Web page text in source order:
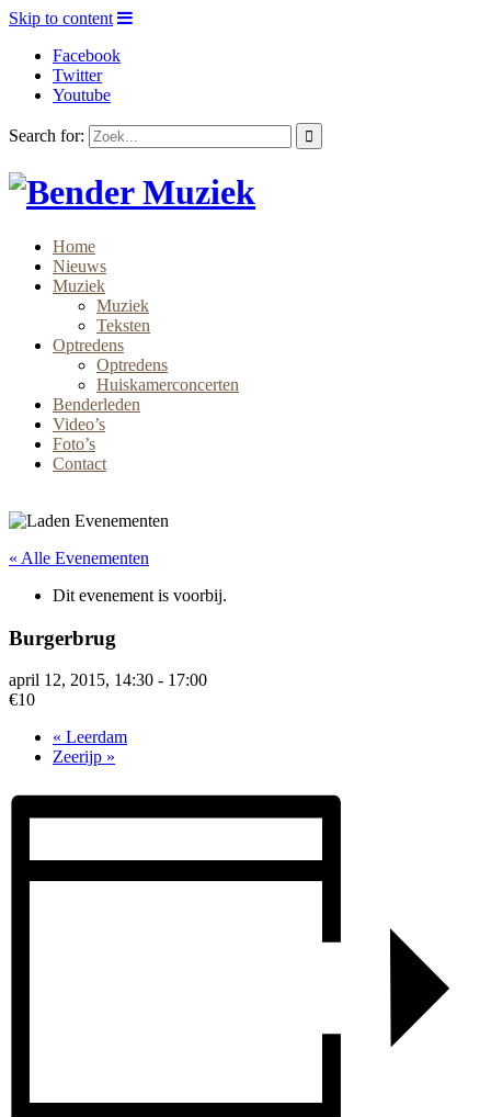
Skip to content
Facebook
Twitter
Youtube
Search for:
Home
Nieuws
Muziek
Muziek
Teksten
Optredens
Optredens
Huiskamerconcerten
Benderleden
Video’s
Foto’s
Contact
« Alle Evenementen
Dit evenement is voorbij.
Burgerbrug
april 12, 2015, 14:30 - 17:00
€10
« Leerdam
Zeerijp »